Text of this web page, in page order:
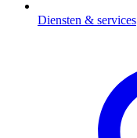
Diensten & services